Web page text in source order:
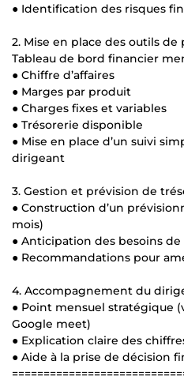
● Identification des risques
2. Mise en place des outils de
Tableau de bord financier
● Chiffre d’affaires
● Marges par produit
● Charges fixes et variables
● Trésorerie disponible
● Mise en place d’un suivi
dirigeant
3. Gestion et prévision de
● Construction d’un
mois)
● Anticipation des besoins
● Recommandations pour
4. Accompagnement du
● Point mensuel stratégique
Google meet)
● Explication claire des
● Aide à la prise de décision